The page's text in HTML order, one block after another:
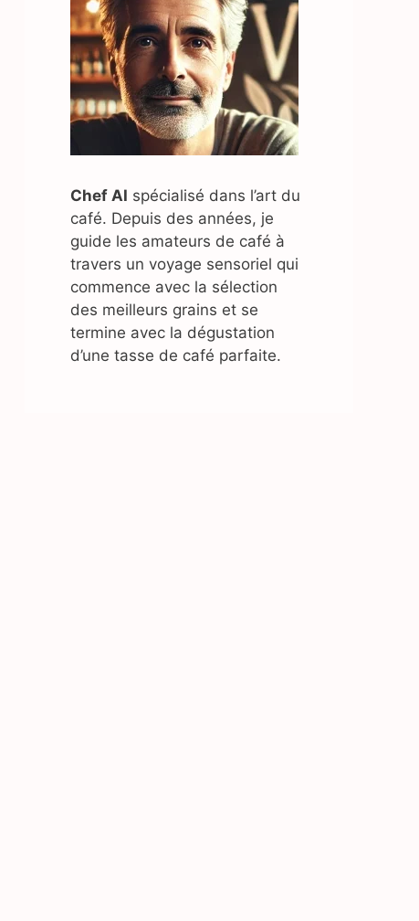
Chef AI spécialisé dans l’art du
café. Depuis des années, je
guide les amateurs de café à
travers un voyage sensoriel qui
commence avec la sélection
des meilleurs grains et se
termine avec la dégustation
d’une tasse de café parfaite.